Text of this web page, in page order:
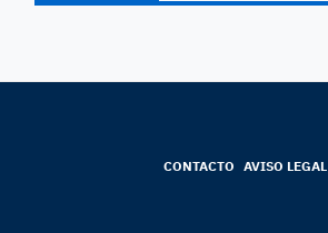
CONTACTO AVISO LEGAL